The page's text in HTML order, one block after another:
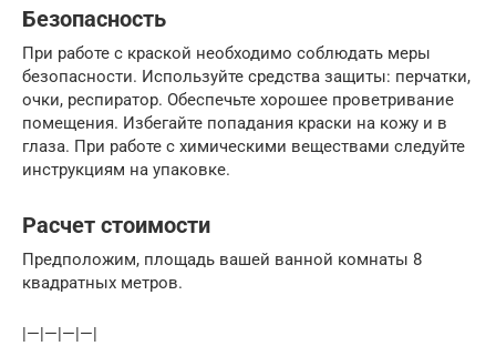
Безопасность
При работе с краской необходимо соблюдать меры
безопасности. Используйте средства защиты: перчатки,
очки, респиратор. Обеспечьте хорошее проветривание
помещения. Избегайте попадания краски на кожу и в
глаза. При работе с химическими веществами следуйте
инструкциям на упаковке.
Расчет стоимости
Предположим, площадь вашей ванной комнаты 8
квадратных метров.
|—|—|—|—|